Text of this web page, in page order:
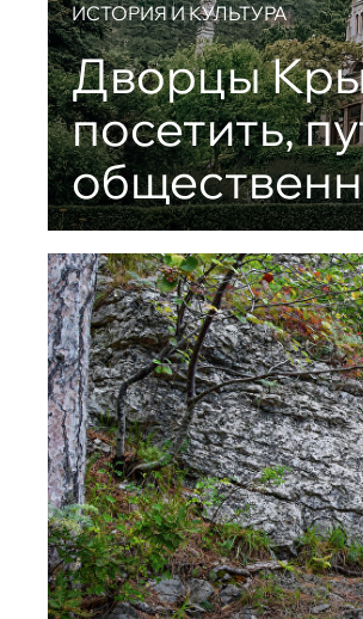
ИСТОРИЯ И КУЛЬТУРА
Дворцы
посетить,